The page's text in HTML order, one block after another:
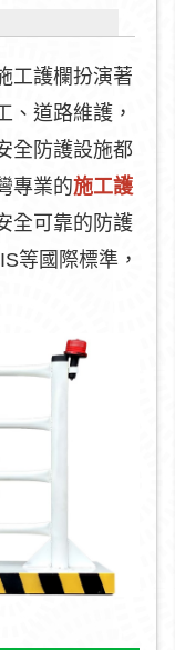
工護欄扮演著
、道路維護，
全防護設施都
專業的施工護
全可靠的防護
等國際標準，